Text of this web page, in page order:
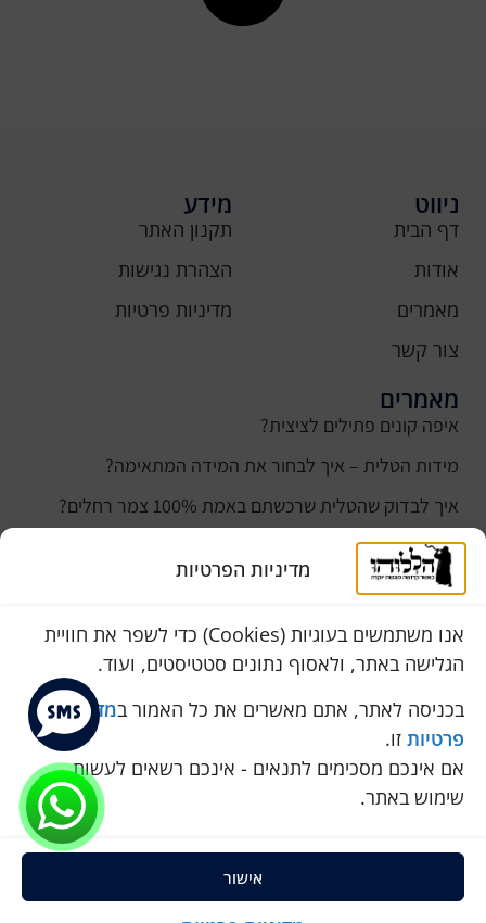
מדיניות הפרטיות
אנו משתמשים בעוגיות (Cookies) כדי לשפר את חוויית
הגלישה באתר, ולאסוף נתונים סטטיסטים, ועוד.
בכניסה לאתר, אתם מאשרים את כל האמור במדיניות
פרטיות זו.
אם אינכם מסכימים לתנאים - אינכם רשאים לעשות
שימוש באתר.
אישור
ניווט
דף הבית
אודות
מאמרים
צור קשר
מידע
תקנון האתר
הצהרת נגישות
מדיניות פרטיות
מאמרים
איפה קונים פתילים לציצית?
מידות הטלית – איך לבחור את המידה המתאימה?
איך לבדוק שהטלית שרכשתם באמת 100% צמר רחלים?
למה נהוג לקנות טלית לחתן ביום חתונתו?
כמה עולה טלית לחתן
סוגי טליתות
שירות לקוחות
050-774-8845
הכחול 10 א.ת, כנות
pini.mixum@gmail.com